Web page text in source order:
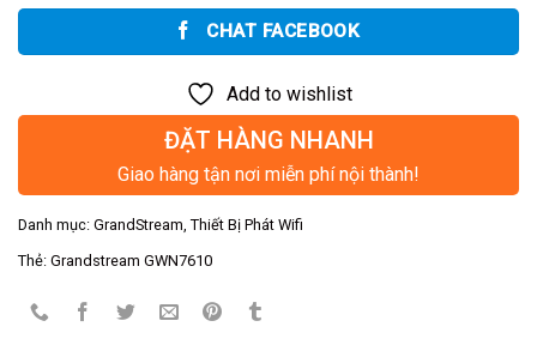
CHAT FACEBOOK
Add to wishlist
ĐẶT HÀNG NHANH
Giao hàng tận nơi miễn phí nội thành!
Danh mục: GrandStream Thiết Bị Phát Wifi
Thẻ: Grandstream GWN7610